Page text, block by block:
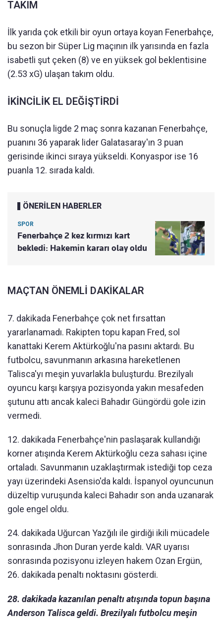
TAKIM
İlk yarıda çok etkili bir oyun ortaya koyan Fenerbahçe,
bu sezon bir Süper Lig maçının ilk yarısında en fazla
isabetli şut çeken (8) ve en yüksek gol beklentisine
(2.53 xG) ulaşan takım oldu.
İKİNCİLİK EL DEĞİŞTİRDİ
Bu sonuçla ligde 2 maç sonra kazanan Fenerbahçe,
puanını 36 yaparak lider Galatasaray'ın 3 puan
gerisinde ikinci sıraya yükseldi. Konyaspor ise 16
puanla 12. sırada kaldı.
ÖNERİLEN HABERLER
SPOR
Fenerbahçe 2 kez kırmızı kart
bekledi: Hakemin kararı olay oldu
MAÇTAN ÖNEMLİ DAKİKALAR
7. dakikada Fenerbahçe çok net fırsattan
yararlanamadı. Rakipten topu kapan Fred, sol
kanattaki Kerem Aktürkoğlu'na pasını aktardı. Bu
futbolcu, savunmanın arkasına hareketlenen
Talisca'yı meşin yuvarlakla buluşturdu. Brezilyalı
oyuncu karşı karşıya pozisyonda yakın mesafeden
şutunu attı ancak kaleci Bahadır Güngördü gole izin
vermedi.
12. dakikada Fenerbahçe'nin paslaşarak kullandığı
korner atışında Kerem Aktürkoğlu ceza sahası içine
ortaladı. Savunmanın uzaklaştırmak istediği top ceza
yayı üzerindeki Asensio'da kaldı. İspanyol oyuncunun
düzeltip vuruşunda kaleci Bahadır son anda uzanarak
gole engel oldu.
24. dakikada Uğurcan Yazğılı ile girdiği ikili mücadele
sonrasında Jhon Duran yerde kaldı. VAR uyarısı
sonrasında pozisyonu izleyen hakem Ozan Ergün,
26. dakikada penaltı noktasını gösterdi.
28. dakikada kazanılan penaltı atışında topun başına
Anderson Talisca geldi. Brezilyalı futbolcu meşin